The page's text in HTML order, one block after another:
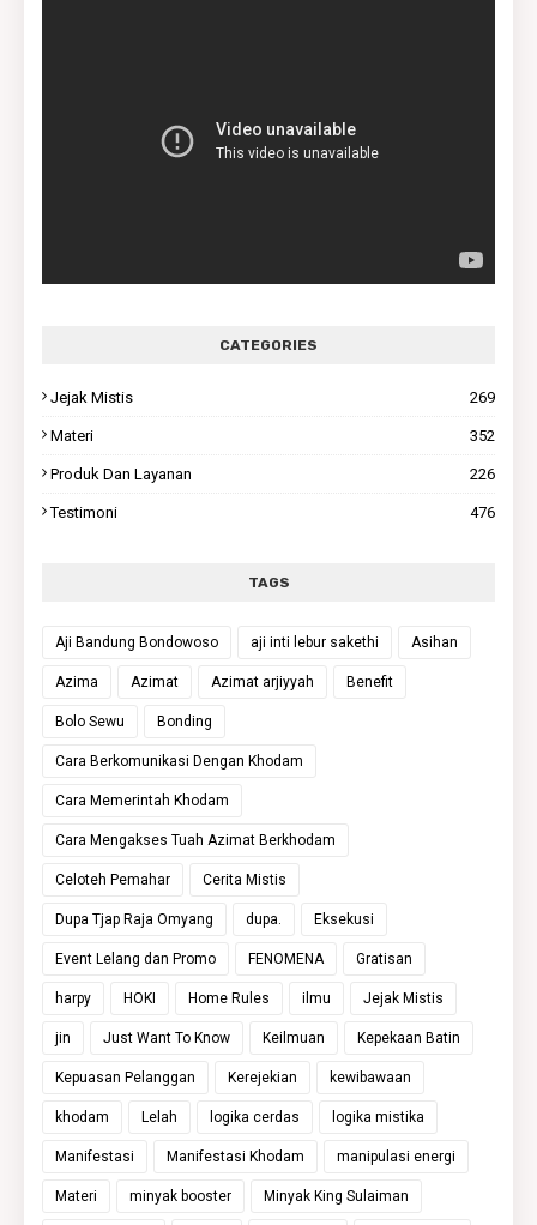
CATEGORIES
Jejak Mistis 269
Materi 352
Produk Dan Layanan 226
Testimoni 476
TAGS
Aji Bandung Bondowoso aji inti lebur sakethi Asihan
Azima Azimat Azimat arjiyyah Benefit
Bolo Sewu Bonding
Cara Berkomunikasi Dengan Khodam
Cara Memerintah Khodam
Cara Mengakses Tuah Azimat Berkhodam
Celoteh Pemahar Cerita Mistis
Dupa Tjap Raja Omyang dupa. Eksekusi
Event Lelang dan Promo FENOMENA Gratisan
harpy HOKI Home Rules ilmu Jejak Mistis
jin Just Want To Know Keilmuan Kepekaan Batin
Kepuasan Pelanggan Kerejekian kewibawaan
khodam Lelah logika cerdas logika mistika
Manifestasi Manifestasi Khodam manipulasi energi
Materi minyak booster Minyak King Sulaiman